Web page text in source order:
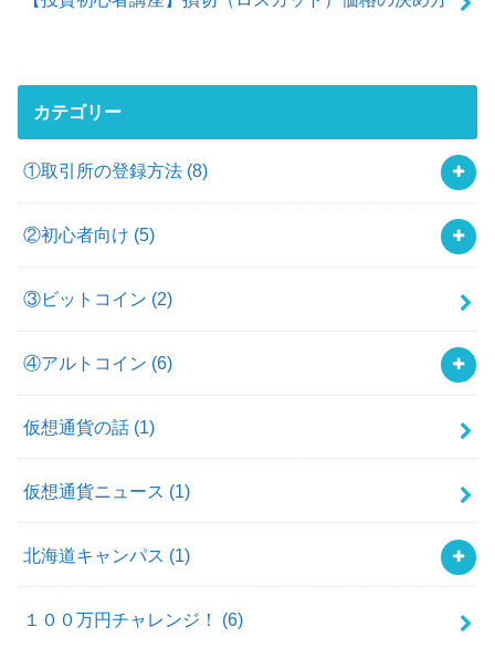
カテゴリー
①取引所の登録方法 (8)
②初心者向け (5)
③ビットコイン (2)
④アルトコイン (6)
仮想通貨の話 (1)
仮想通貨ニュース (1)
北海道キャンパス (1)
１００万円チャレンジ！ (6)